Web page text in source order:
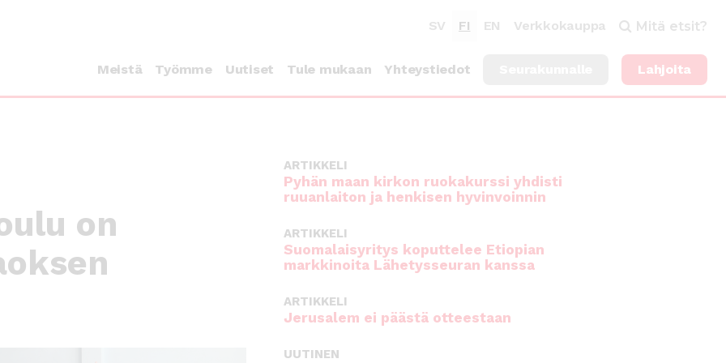
SV FI EN Verkkokauppa Mitä etsit?
Meistä Työmme Uutiset Tule mukaan Yhteystiedot Lahjoita
on
ARTIKKELI
Pyhän maan kirkon ruokakurssi yhdisti
ruuanlaiton ja henkisen hyvinvoinnin
ARTIKKELI
Suomalaisyritys koputtelee Etiopian
markkinoita Lähetysseuran kanssa
ARTIKKELI
Jerusalem ei päästä otteestaan
UUTINEN